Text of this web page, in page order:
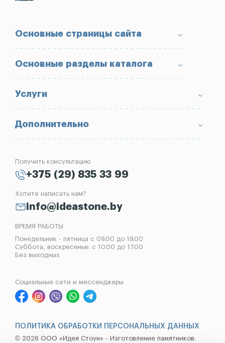
Основные страницы сайта
О компании
Доставка и оплата
Условия возврата товара
Портфолио
Вопрос-Ответ
Блог
Контакты
Основные разделы каталога
Памятники
Ограды
Надгробные плиты
Вазы
Услуги
Благоустройство могил
Изготовление памятников
Рассрочка на памятник
Реставрация памятников
Демонтаж памятников
Дополнительно
Получить консультацию
+375 (29) 835 33 99
Хотите написать нам?
info@ideastone.by
ВРЕМЯ РАБОТЫ
Понедельник - пятница с 09.00 до 19.00
Суббота, воскресенье: с 10.00 до 17.00
Без выходных
Социальные сети и мессенджеры
© 2026 ООО «Идея Стоун» - Изготовление памятников.
ПОЛИТИКА ОБРАБОТКИ ПЕРСОНАЛЬНЫХ ДАННЫХ